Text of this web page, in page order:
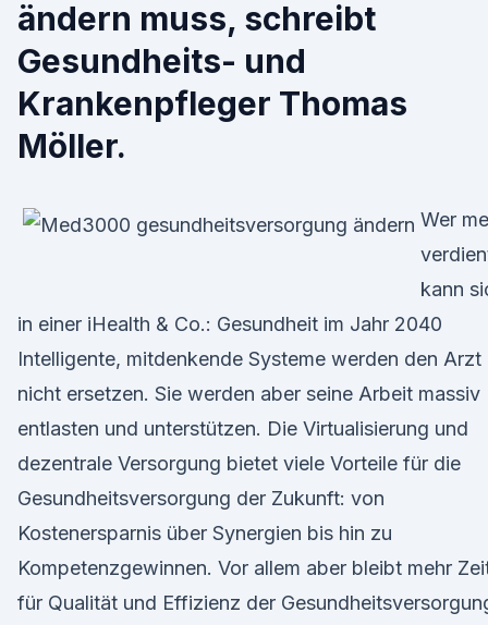
ändern muss, schreibt
Gesundheits- und
Krankenpfleger Thomas
Möller.
Wer
kann
in einer iHealth & Co.: Gesundheit im Jahr 2040
Intelligente, mitdenkende Systeme werden den Arzt
nicht ersetzen. Sie werden aber seine Arbeit massiv
entlasten und unterstützen. Die Virtualisierung und
dezentrale Versorgung bietet viele Vorteile für die
Gesundheitsversorgung der Zukunft: von
Kostenersparnis über Synergien bis hin zu
Kompetenzgewinnen. Vor allem aber bleibt mehr
für Qualität und Effizienz der